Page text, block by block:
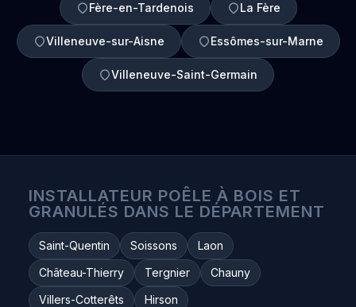
Fère-en-Tardenois La Fère
Villeneuve-sur-Aisne Essômes-sur-Marne
Villeneuve-Saint-Germain
INSTALLATEUR POÊLE À BOIS ET
GRANULÉS DANS LE DÉPARTEMENT
Saint-Quentin Soissons
Laon
Château-Thierry
Tergnier
Chauny
Villers-Cotterêts
Hirson